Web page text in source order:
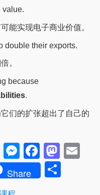
value.
能实现电子商业价值。
double their exports.
。
because
.
们的扩张超出了自己的
WhatsApp
Messenger
Share